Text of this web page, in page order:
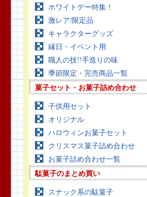
ホワイトデー特集！
激レア/限定品
キャラクターグッズ
縁日・イベント用
職人の技!!手造りの味
季節限定・完売商品一覧
菓子セット・お菓子詰め合わせ
子供用セット
オリジナル
ハロウィンお菓子セット
クリスマス菓子詰め合わせ
お菓子詰め合わせ一覧
駄菓子のまとめ買い
スナック系の駄菓子